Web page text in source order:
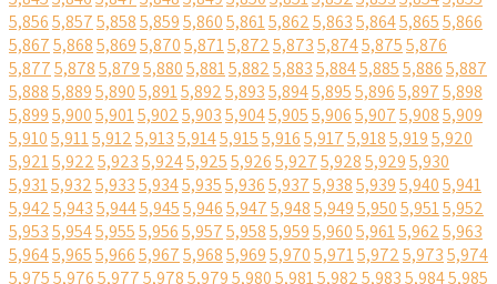
5,8565,8575,8585,8595,8605,8615,8625,8635,8645,8655,866
5,8675,8685,8695,8705,8715,8725,8735,8745,8755,876
5,8775,8785,8795,8805,8815,8825,8835,8845,8855,8865,887
5,8885,8895,8905,8915,8925,8935,8945,8955,8965,8975,898
5,8995,9005,9015,9025,9035,9045,9055,9065,9075,9085,909
5,9105,9115,9125,9135,9145,9155,9165,9175,9185,9195,920
5,9215,9225,9235,9245,9255,9265,9275,9285,9295,930
5,9315,9325,9335,9345,9355,9365,9375,9385,9395,9405,941
5,9425,9435,9445,9455,9465,9475,9485,9495,9505,9515,952
5,9535,9545,9555,9565,9575,9585,9595,9605,9615,9625,963
5,9645,9655,9665,9675,9685,9695,9705,9715,9725,9735,974
5,9755,9765,9775,9785,9795,9805,9815,9825,9835,9845,985